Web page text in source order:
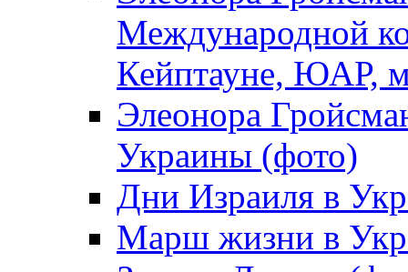
Международной
Кейптауне, ЮАР,
Элеонора
Украины (фото)
Дни Израиля в
Марш жизни в